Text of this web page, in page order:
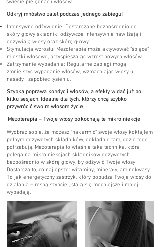
świecie pielęgnacji włosów.
Odkryj mnóstwo zalet podczas jednego zabiegu!
Intensywne odżywienie: Dostarczane bezpośrednio do
skóry głowy składniki odżywcze intensywnie nawilżają i
odżywiają włosy oraz skórę głowy.
Stymulacja wzrostu: Mezoterapia może aktywować "śpiące"
mieszki włosowe, przyspieszając wzrost nowych włosów.
Zatrzymanie wypadania: Regularne zabiegi mogą
zmniejszyć wypadanie włosów, wzmacniając włosy u
nasady i zapobiec łysieniu.
Szybka poprawa kondycji włosów, a efekty widać już po
kilku sesjach. Idealne dla tych, którzy chcą szybko
przywrócić swoim włosom życie.
Mezoterapia – Twoje włosy pokochają te mikroiniekcje
Wyobraź sobie, że możesz "nakarmić" swoje włosy koktajlem
pełnym odżywczych składników, dokładnie tam, gdzie tego
potrzebują. Mezoterapia to właśnie taka technika, która
polega na mikroiniekcjach składników odżywczych
bezpośrednio w skórę głowy, by odżywić Twoje włosy!
Dostarcza to, co najlepsze: witaminy, minerały, aminokwasy.
To jak energetyczny zastrzyk, który pobudza Twoje włosy do
działania – rosną szybciej, stają się mocniejsze i mniej
wypadają.